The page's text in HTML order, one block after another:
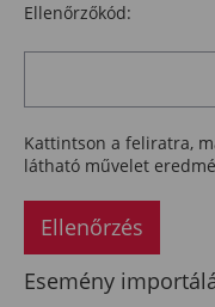
Ellenőrzőkód:
Kattintson a feliratra,
látható művelet
Ellenőrzés
Esemény